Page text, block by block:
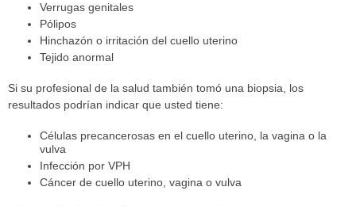
Verrugas genitales
Pólipos
Hinchazón o irritación del cuello uterino
Tejido anormal
Si su profesional de la salud también tomó una biopsia, los
resultados podrían indicar que usted tiene:
Células precancerosas en el cuello uterino, la vagina o la
vulva
Infección por VPH
Cáncer de cuello uterino, vagina o vulva